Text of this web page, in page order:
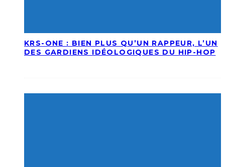
KRS-ONE : BIEN PLUS QU’UN RAPPEUR, L’UN
DES GARDIENS IDÉOLOGIQUES DU HIP-HOP